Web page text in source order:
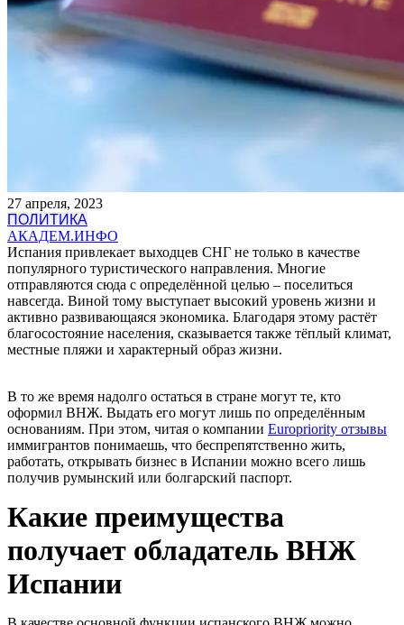
27 апреля, 2023
ПОЛИТИКА
АКАДЕМ.ИНФО
Испания привлекает выходцев СНГ не только в качестве
популярного туристического направления. Многие
отправляются сюда с определённой целью – поселиться
навсегда. Виной тому выступает высокий уровень жизни и
активно развивающаяся экономика. Благодаря этому растёт
благосостояние населения, сказывается также тёплый климат,
местные пляжи и характерный образ жизни.
В то же время надолго остаться в стране могут те, кто
оформил ВНЖ. Выдать его могут лишь по определённым
основаниям. При этом, читая о компании Europriority отзывы
иммигрантов понимаешь, что беспрепятственно жить,
работать, открывать бизнес в Испании можно всего лишь
получив румынский или болгарский паспорт.
Какие преимущества
получает обладатель ВНЖ
Испании